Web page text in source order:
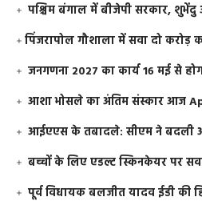
पश्चिम बंगाल में बीजेपी सरकार, शुभेंदु
​पिंजरापोल गौशाला में सवा दो करोड़
जनगणना 2027 का कार्य 16 मई से
आशा भोसले का अंतिम संस्कार आज
आईएएस के तबादले: सीएम ने बदली
बच्चों के लिए एडल्ट स्किनकेयर पर
पूर्व विधायक बलजीत यादव ईडी की